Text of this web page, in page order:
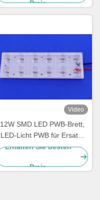
Architekturbeleuchtung im
Außen- und Innenbereich
Preis
Video
12W SMD LED PWB-Brett,
LED-Licht PWB für Ersatz-
Straßenlaterne
Erhalten Sie besten
Preis